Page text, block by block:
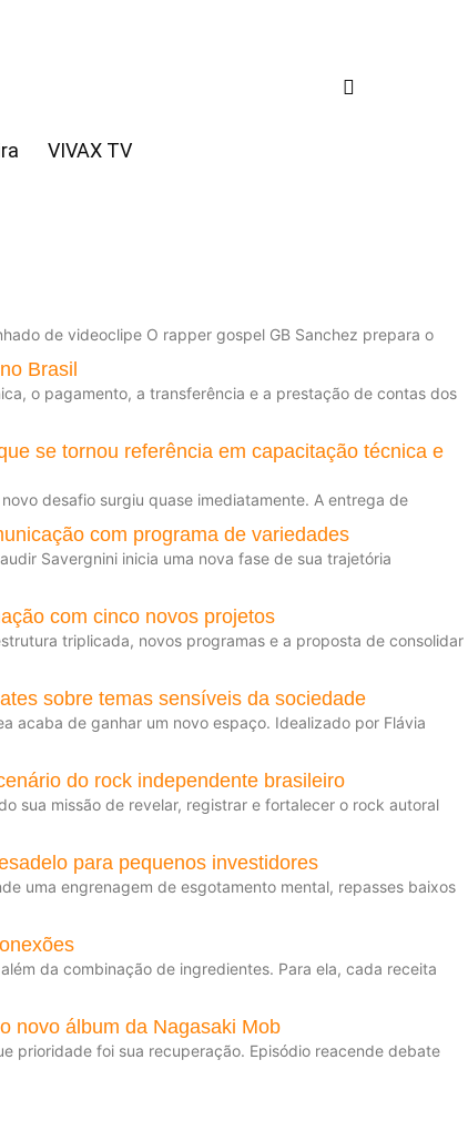
VIVAX TV
de videoclipe O rapper gospel GB Sanchez prepara o
Brasil
o pagamento, a transferência e a prestação de contas dos
se tornou referência em capacitação técnica e
desafio surgiu quase imediatamente. A entrega de
com programa de variedades
Savergnini inicia uma nova fase de sua trajetória
com cinco novos projetos
triplicada, novos programas e a proposta de consolidar
sobre temas sensíveis da sociedade
acaba de ganhar um novo espaço. Idealizado por Flávia
do rock independente brasileiro
sua missão de revelar, registrar e fortalecer o rock autoral
para pequenos investidores
uma engrenagem de esgotamento mental, repasses baixos
da combinação de ingredientes. Para ela, cada receita
novo álbum da Nagasaki Mob
prioridade foi sua recuperação. Episódio reacende debate